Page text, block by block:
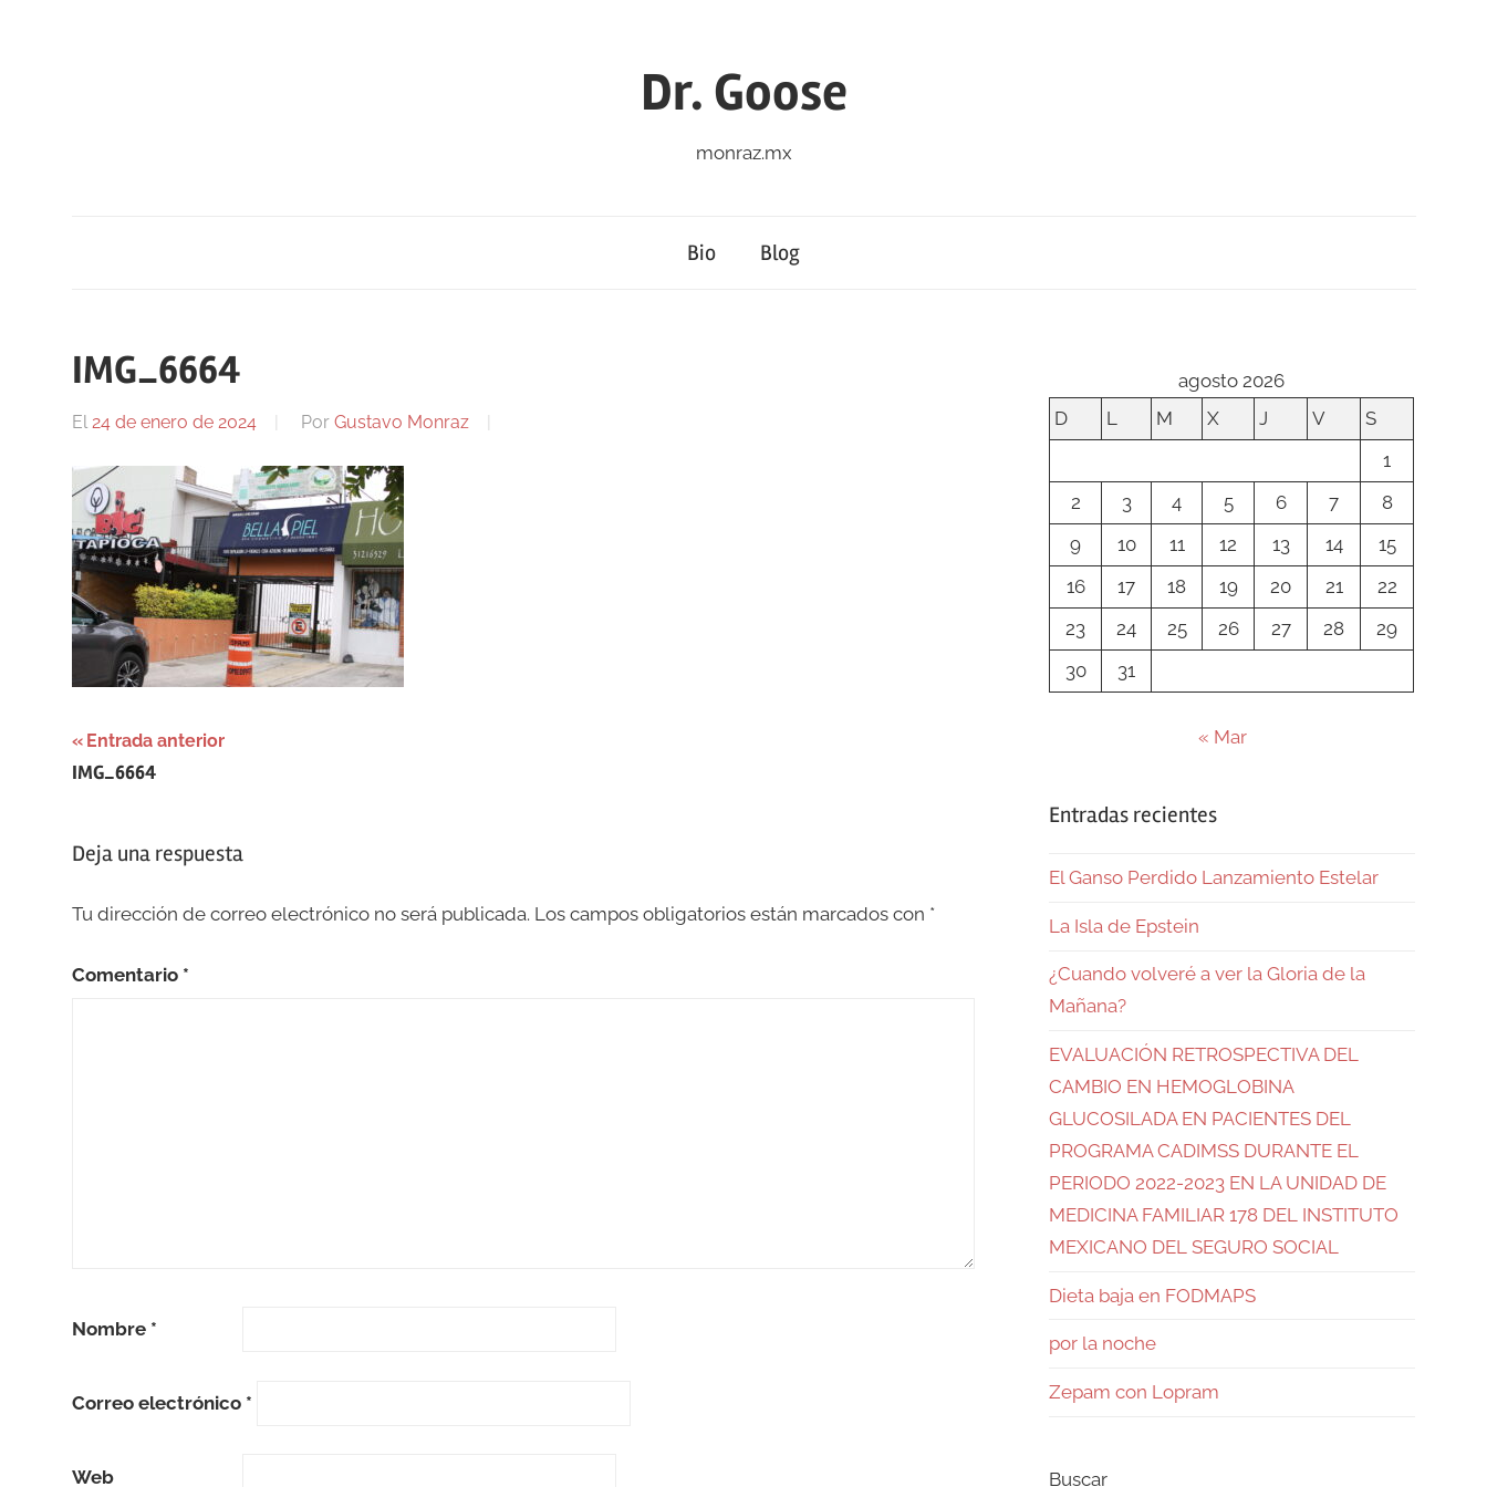
Dr. Goose
monraz.mx
Bio Blog
IMG_6664
El 24 de enero de 2024 Por Gustavo Monraz
Navegación
de
Entrada anterior
IMG_6664
Deja una respuesta
Tu dirección de correo electrónico no será publicada. Los campos obligatorios están marcados con *
Comentario *
Nombre *
Correo electrónico *
Web
agosto 2026
D
L M X J V
S
1
2
3 4 5 6 7
8
9
10 11 12 13 14
15
16
17 18 19 20 21
22
23
24 25 26 27 28
29
30
31
« Mar
Entradas recientes
El Ganso Perdido Lanzamiento Estelar
La Isla de Epstein
¿Cuando volveré a ver la Gloria de la
Mañana?
EVALUACIÓN RETROSPECTIVA DEL
CAMBIO EN HEMOGLOBINA
GLUCOSILADA EN PACIENTES DEL
PROGRAMA CADIMSS DURANTE EL
PERIODO 2022-2023 EN LA UNIDAD DE
MEDICINA FAMILIAR 178 DEL INSTITUTO
MEXICANO DEL SEGURO SOCIAL
Dieta baja en FODMAPS
por la noche
Zepam con Lopram
Buscar